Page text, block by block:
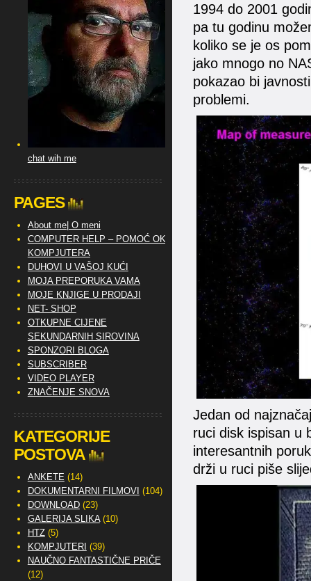
1994 do 2001
pa tu godinu
koliko se je os
jako mnogo no
pokazao bi
problemi.
Jedan od
ruci disk ispisan u
interesantnih
drži u ruci piše
chat wih me
PAGES
About me| O meni
COMPUTER HELP – POMOĆ OKO
KOMPJUTERA
DUHOVI U VAŠOJ KUĆI
MOJA PREPORUKA VAMA
MOJE KNJIGE U PRODAJI
NET- SHOP
OTKUPNE CIJENE
SEKUNDARNIH SIROVINA
SPONZORI BLOGA
SUBSCRIBER
VIDEO PLAYER
ZNAČENJE SNOVA
KATEGORIJE
POSTOVA
ANKETE (14)
DOKUMENTARNI FILMOVI (104)
DOWNLOAD(23)
GALERIJA SLIKA(10)
HTZ(5)
KOMPJUTERI (39)
NAUČNO FANTASTIČNE PRIČE
(12)